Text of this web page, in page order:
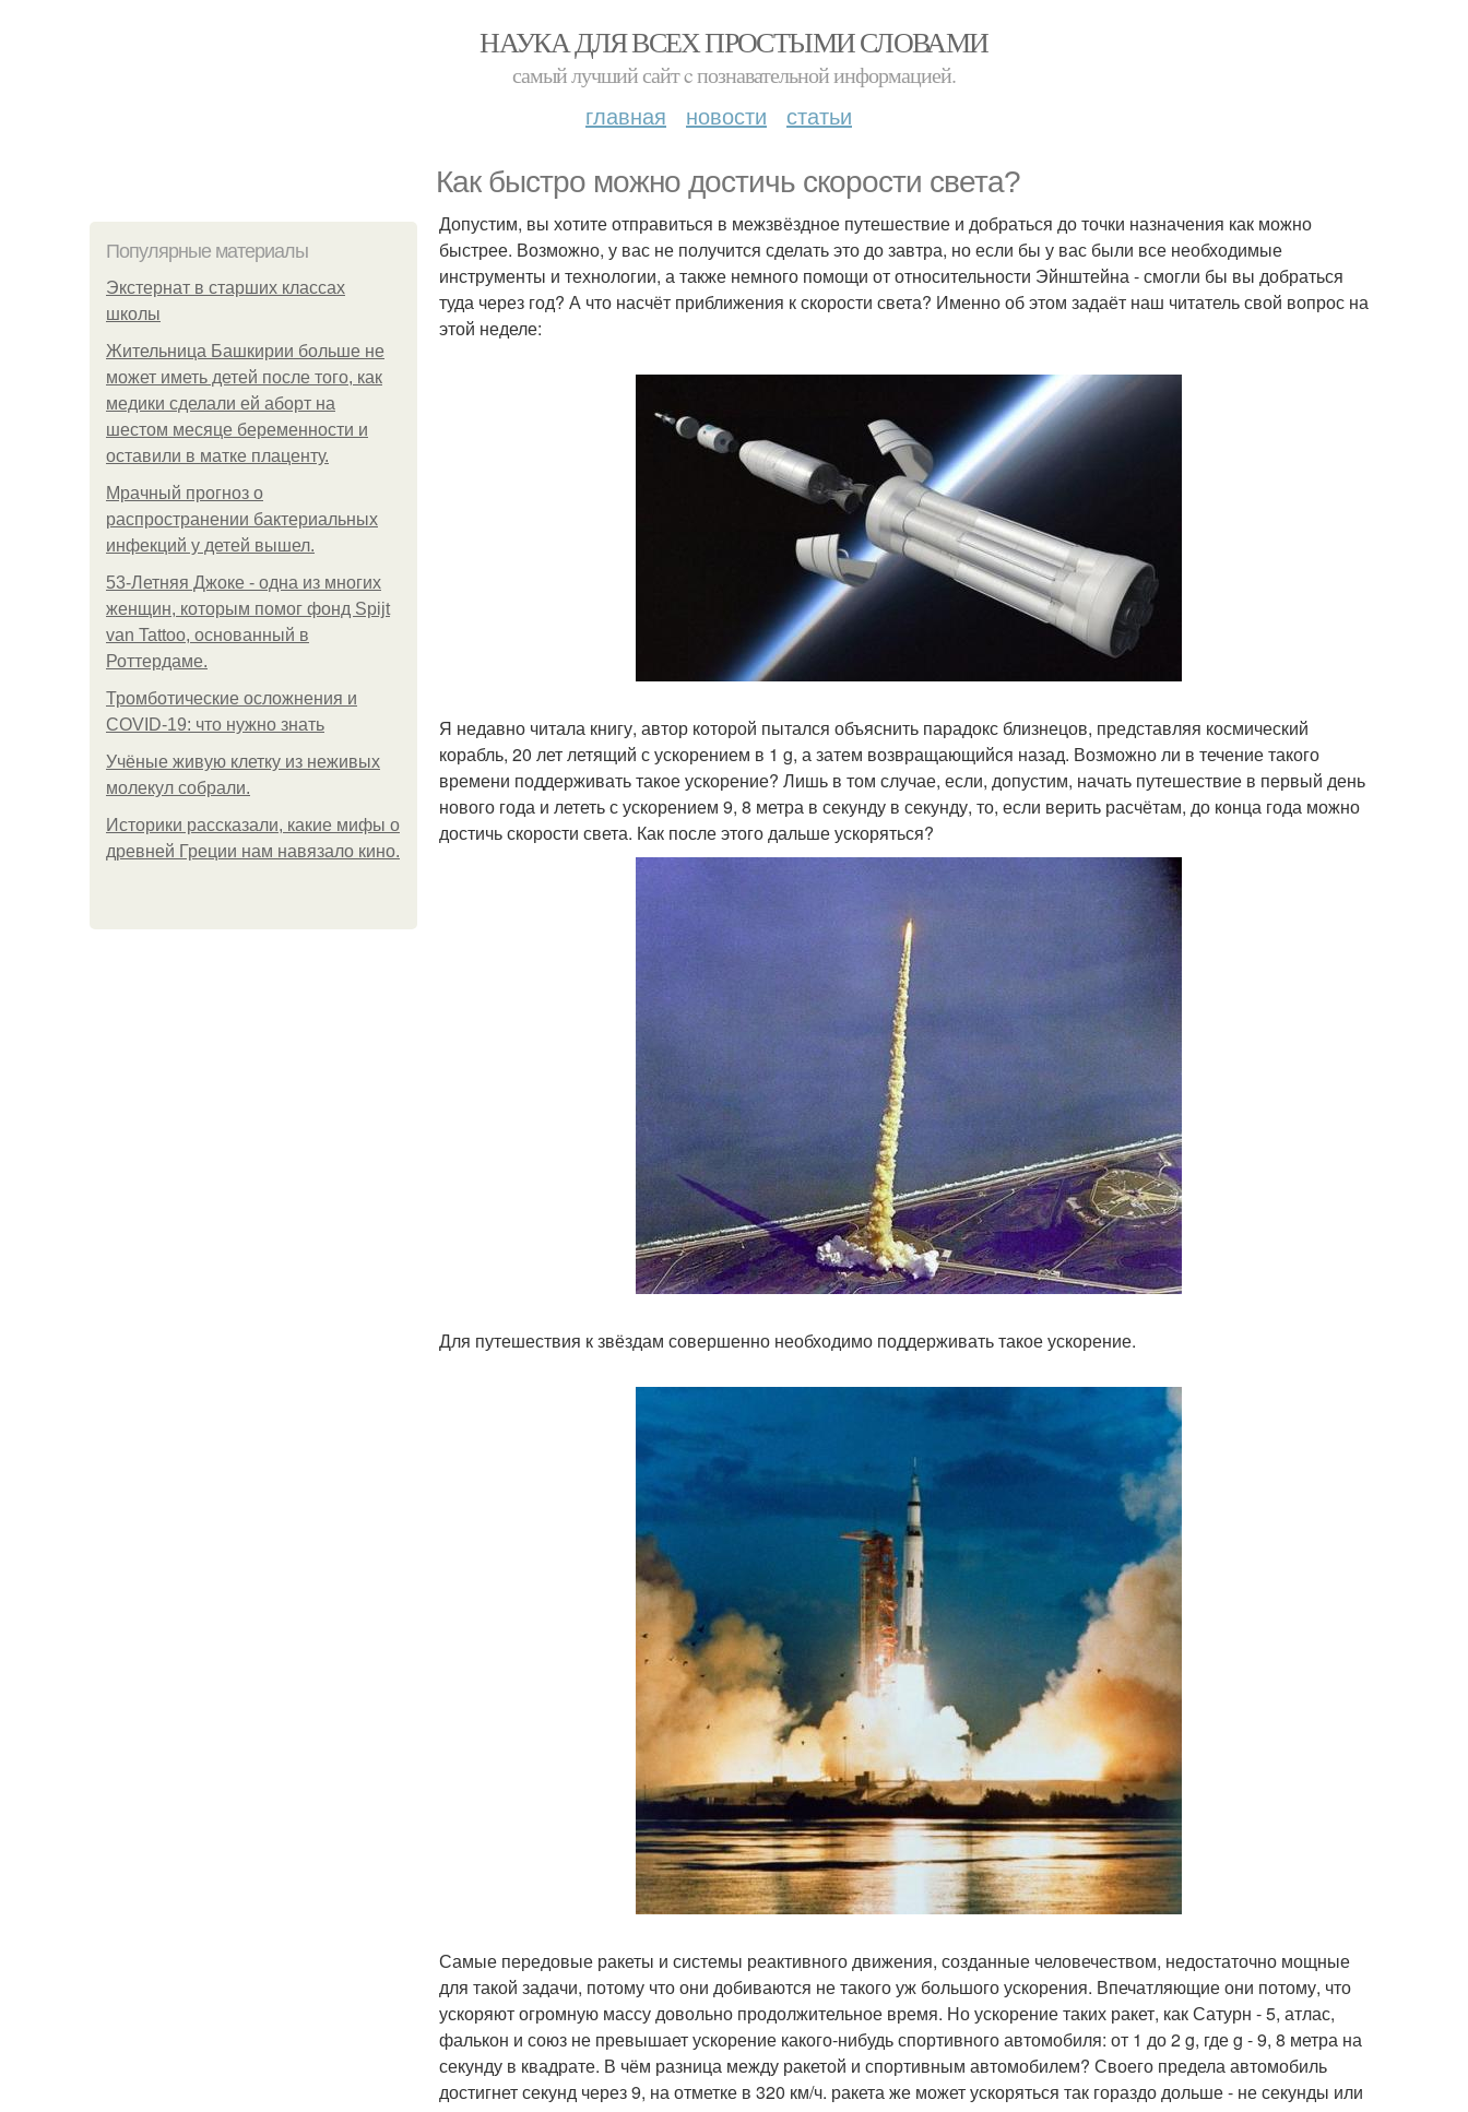
НАУКА ДЛЯ ВСЕХ ПРОСТЫМИ СЛОВАМИ
самый лучший сайт c познавательной информацией.
главная новости статьи
Как быстро можно достичь скорости света?
Популярные материалы
Экстернат в старших классах
школы
Жительница Башкирии больше не
может иметь детей после того, как
медики сделали ей аборт на
шестом месяце беременности и
оставили в матке плаценту.
Мрачный прогноз о
распространении бактериальных
инфекций у детей вышел.
53-Летняя Джоке - одна из многих
женщин, которым помог фонд Spijt
van Tattoo, основанный в
Роттердаме.
Тромботические осложнения и
COVID-19: что нужно знать
Учёные живую клетку из неживых
молекул собрали.
Историки рассказали, какие мифы о
древней Греции нам навязало кино.
Допустим, вы хотите отправиться в межзвёздное путешествие и добраться до точки назначения как можно
быстрее. Возможно, у вас не получится сделать это до завтра, но если бы у вас были все необходимые
инструменты и технологии, а также немного помощи от относительности Эйнштейна - смогли бы вы добраться
туда через год? А что насчёт приближения к скорости света? Именно об этом задаёт наш читатель свой вопрос на
этой неделе:
Я недавно читала книгу, автор которой пытался объяснить парадокс близнецов, представляя космический
корабль, 20 лет летящий с ускорением в 1 g, а затем возвращающийся назад. Возможно ли в течение такого
времени поддерживать такое ускорение? Лишь в том случае, если, допустим, начать путешествие в первый день
нового года и лететь с ускорением 9, 8 метра в секунду в секунду, то, если верить расчётам, до конца года можно
достичь скорости света. Как после этого дальше ускоряться?
Для путешествия к звёздам совершенно необходимо поддерживать такое ускорение.
Самые передовые ракеты и системы реактивного движения, созданные человечеством, недостаточно мощные
для такой задачи, потому что они добиваются не такого уж большого ускорения. Впечатляющие они потому, что
ускоряют огромную массу довольно продолжительное время. Но ускорение таких ракет, как Сатурн - 5, атлас,
фалькон и союз не превышает ускорение какого-нибудь спортивного автомобиля: от 1 до 2 g, где g - 9, 8 метра на
секунду в квадрате. В чём разница между ракетой и спортивным автомобилем? Своего предела автомобиль
достигнет секунд через 9, на отметке в 320 км/ч. ракета же может ускоряться так гораздо дольше - не секунды или